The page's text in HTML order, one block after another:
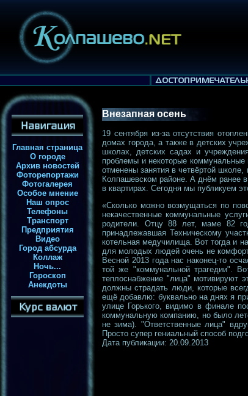
Главная страница
О городе
Архив новостей
Фоторепортажи
Фотогалерея
Особое мнение
Наш опрос
Телефоны
Транспорт
Предприятия
Видео
Город абсурда
Коллаж
Ночь...
Гороскоп
Анекдоты
Внезапная осень
19 сентября из-за отсутствия
домах города, а также в детских
школах, детских садах и
проблемы и некоторые
отменены занятия в четвёртой
Колпашевском районе. А днём ранее в
в квартирах. Сегодня мы публикуем
«Сколько можно возмущаться по
некачественные коммунальные
родители. Отцу 88 лет, маме 82
принадлежавшая Техническому
котельная медучилища. Вот тогда и
для молодых людей очень не
Весной 2013 года нас наконец-то
той же "коммунальной трагедии".
теплоснабжение "лица" мотивируют
должны страдать люди, которые
ещё добавлю: буквально на днях я
улице Горького, видимо в финале
коммунальную компанию, но было
не зима). "Ответственные лица"
Просто супер гениальный способ
Дата публикации: 20.09.2013